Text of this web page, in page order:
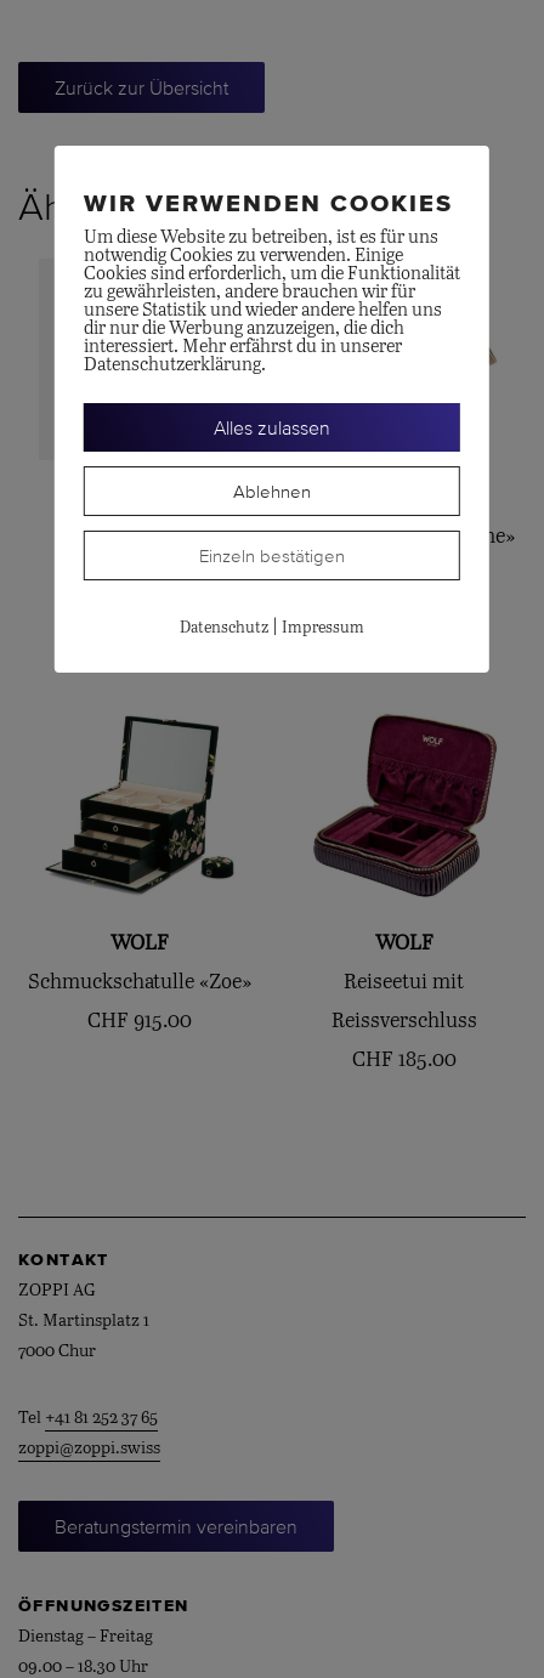
Zurück zur Übersicht
Ähnliche Produkte
Jewellery box
CHF510.00
Schmucketui «Caroline»
Ivory
WOLF
Schmuckschatulle «Zoe»
CHF 915.00
WOLF
Reiseetui mit
Reissverschluss
CHF 185.00
KONTAKT
ZOPPI AG
St. Martinsplatz 1
7000 Chur
Tel +41 81 252 37 65
zoppi@zoppi.swiss
Beratungstermin vereinbaren
ÖFFNUNGSZEITEN
Dienstag – Freitag
09.00 – 18.30 Uhr
WIR VERWENDEN COOKIES
Um diese Website zu betreiben, ist es für uns
notwendig Cookies zu verwenden. Einige
Cookies sind erforderlich, um die Funktionalität
zu gewährleisten, andere brauchen wir für
unsere Statistik und wieder andere helfen uns
dir nur die Werbung anzuzeigen, die dich
interessiert. Mehr erfährst du in unserer
Datenschutzerklärung.
Alles zulassen
Ablehnen
Einzeln bestätigen
Datenschutz| Impressum